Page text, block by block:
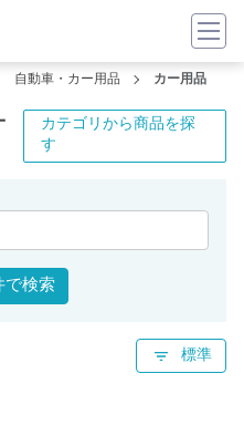
自動車・カー用品 カー用品
カテゴリから商品を探
す
で検索
標準